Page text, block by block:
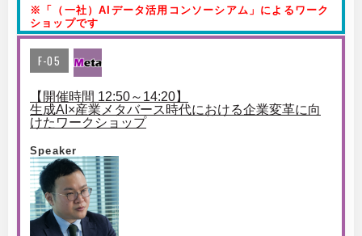
※「（一社）AIデータ活用コンソーシアム」によるワーク
ショップです
F-05
【開催時間 12:50～14:20】
生成AI×産業メタバース時代における企業変革に向
けたワークショップ
Speaker